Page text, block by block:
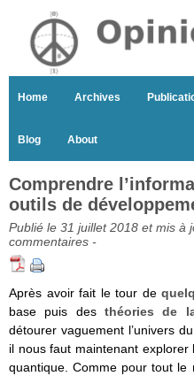
Home Archives
Blog About
Comprendre
outils de
Publié le 31 juillet 2018 et mis à
commentaires -
Après avoir fait le tour de
base puis des théories de
détourer vaguement l’univers
il nous faut maintenant explorer
quantique. Comme pour tout le